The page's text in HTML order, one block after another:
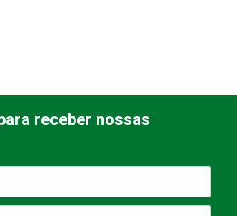
receber nossas